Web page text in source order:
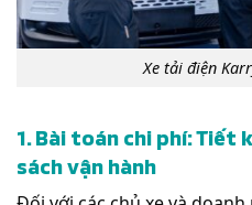
Xe tải điện
1. Bài toán chi phí: Tiết
sách vận hành